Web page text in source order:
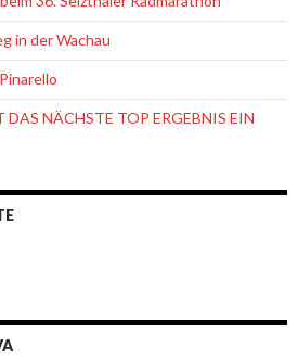
in der Wachau
DAS NÄCHSTE TOP ERGEBNIS EIN